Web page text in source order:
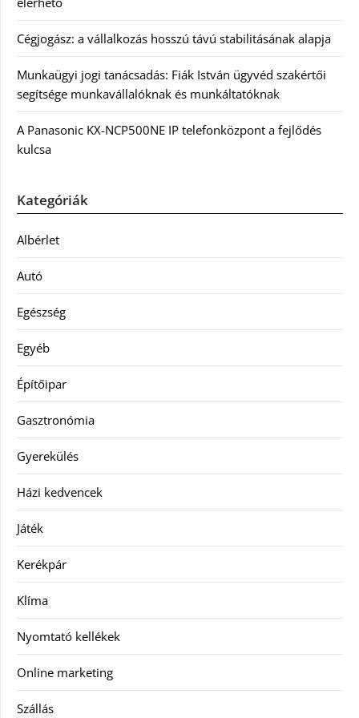
Cégjogász: a vállalkozás hosszú távú stabilitásának alapja
Munkaügyi jogi tanácsadás: Fiák István ügyvéd szakértői
segítsége munkavállalóknak és munkáltatóknak
A Panasonic KX-NCP500NE IP telefonközpont a fejlődés
kulcsa
Kategóriák
Albérlet
Autó
Egészség
Egyéb
Építőipar
Gasztronómia
Gyerekülés
Házi kedvencek
Játék
Kerékpár
Klíma
Nyomtató kellékek
Online marketing
Szállás